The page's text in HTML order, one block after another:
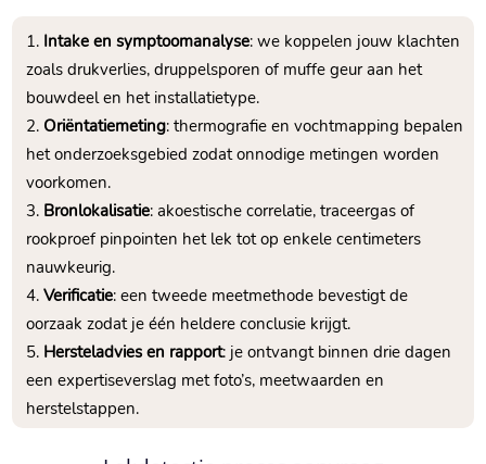
Intake en symptoomanalyse: we koppelen jouw klachten
zoals drukverlies, druppelsporen of muffe geur aan het
bouwdeel en het installatietype.​
Oriëntatiemeting: thermografie en vochtmapping bepalen
het onderzoeksgebied zodat onnodige metingen worden
voorkomen.​
Bronlokalisatie: akoestische correlatie, traceergas of
rookproef pinpointen het lek tot op enkele centimeters
nauwkeurig.​
Verificatie: een tweede meetmethode bevestigt de
oorzaak zodat je één heldere conclusie krijgt.​
Hersteladvies en rapport: je ontvangt binnen drie dagen
een expertiseverslag met foto’s, meetwaarden en
herstelstappen.​